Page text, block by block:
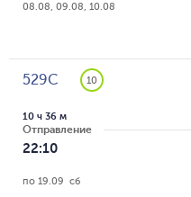
08.08, 09.08, 10.08
529С 10
Отправление
22:10
10 ч 36 м
по 19.09  сб